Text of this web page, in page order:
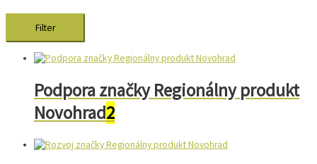
Filter
Podpora značky Regionálny produkt
Novohrad2